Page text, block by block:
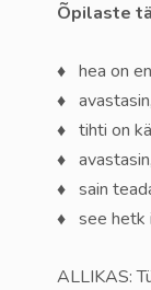
Õpilaste
♦ hea on
♦
♦ tihti on
♦
♦ sain
♦ see hetk
ALLIKAS: